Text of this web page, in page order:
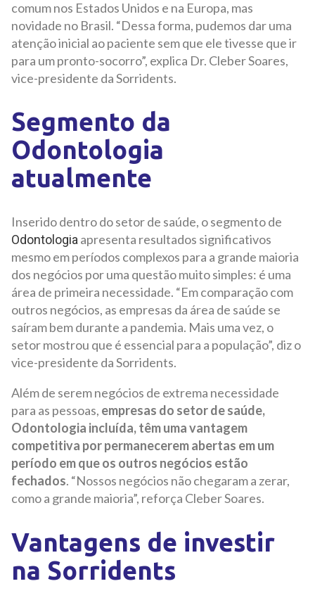
comum nos Estados Unidos e na Europa, mas
novidade no Brasil. “Dessa forma, pudemos dar uma
atenção inicial ao paciente sem que ele tivesse que ir
para um pronto-socorro”, explica Dr. Cleber Soares,
vice-presidente da Sorridents.
Segmento da
Odontologia
atualmente
Inserido dentro do setor de saúde, o segmento de
Odontologiaapresenta resultados significativos
mesmo em períodos complexos para a grande maioria
dos negócios por uma questão muito simples: é uma
área de primeira necessidade. “Em comparação com
outros negócios, as empresas da área de saúde se
saíram bem durante a pandemia. Mais uma vez, o
setor mostrou que é essencial para a população”, diz o
vice-presidente da Sorridents.
Além de serem negócios de extrema necessidade
para as pessoas, empresas do setor de saúde,
Odontologia incluída, têm uma vantagem
competitiva por permanecerem abertas em um
período em que os outros negócios estão
fechados. “Nossos negócios não chegaram a zerar,
como a grande maioria”, reforça Cleber Soares.
Vantagens de investir
na Sorridents